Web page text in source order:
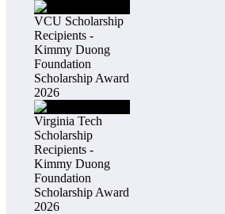
VCU Scholarship
Recipients -
Kimmy Duong
Foundation
Scholarship Award
2026
Virginia Tech
Scholarship
Recipients -
Kimmy Duong
Foundation
Scholarship Award
2026